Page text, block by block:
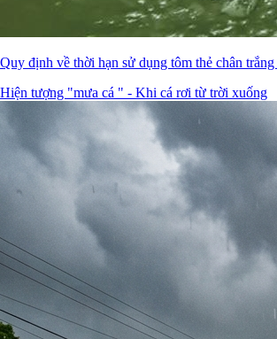
Quy định về thời hạn sử dụng tôm thẻ chân trắng
Hiện tượng "mưa cá " - Khi cá rơi từ trời xuống